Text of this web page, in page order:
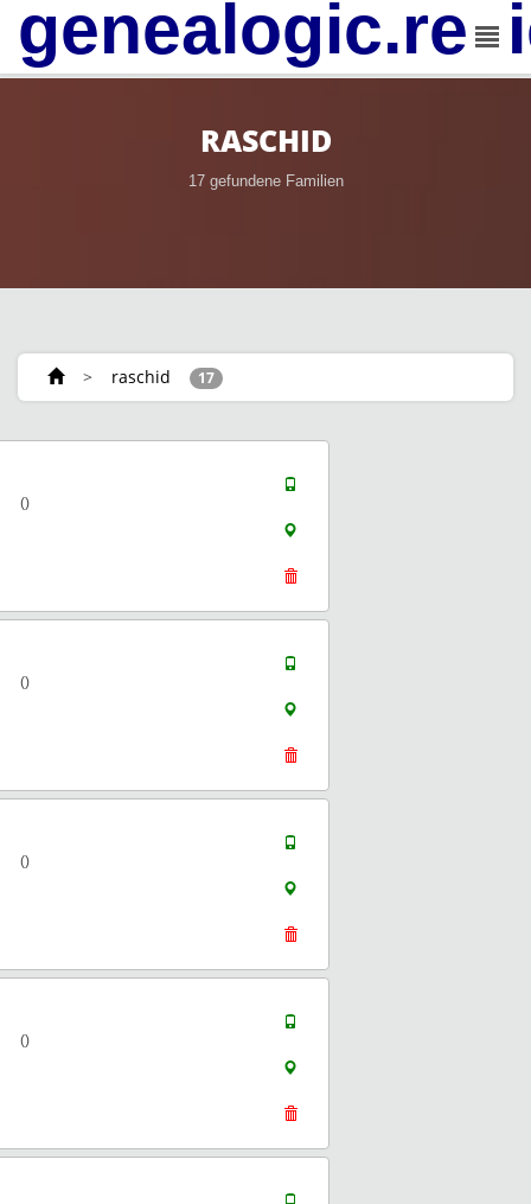
RASCHID
17 gefundene Familien
> raschid 17
()
()
()
()